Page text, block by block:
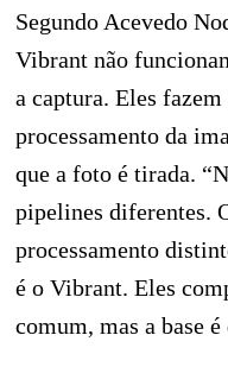
Segundo Acevedo
Vibrant não
a captura. Eles
processamento da
que a foto é tirada.
pipelines diferentes.
processamento
é o Vibrant. Eles
comum, mas a base